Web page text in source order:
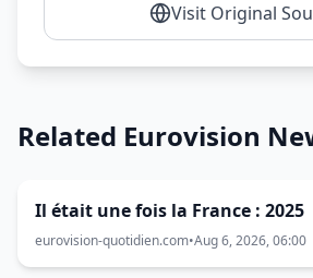
Visit Original
Related Eurovision
Il était une fois la France : 2025
eurovision-quotidien.com•Aug 6, 2026, 06:00